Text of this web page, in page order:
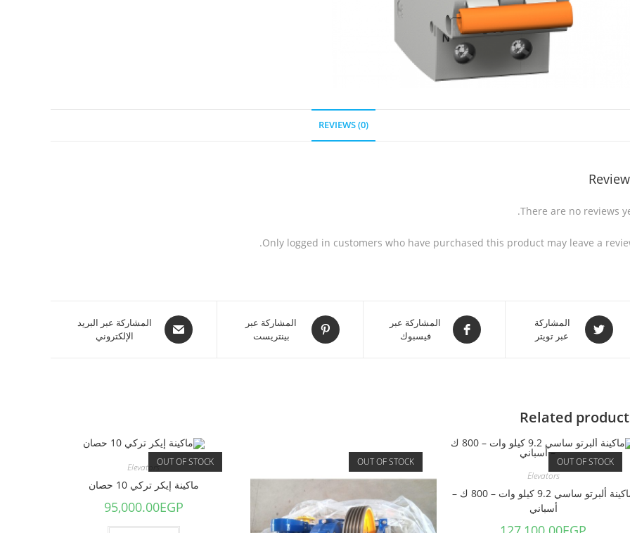
REVIEWS (0)
There are no reviews
Only logged in customers who have purchased this product may leave a
المشاركة
عبر تويتر
المشاركة عبر
فيسبوك
المشاركة عبر
بينتريست
المشاركة عبر البريد
الإلكتروني
Related
OUT OF STOCK
Elevators
ماكينة ألبرتو ساسي 9.2 كيلو وات – 800 ك –
أسباني
OUT OF STOCK
OUT OF STOCK
Elevators
ماكينة إيكر تركي 10 حصان
95,000.00EGP